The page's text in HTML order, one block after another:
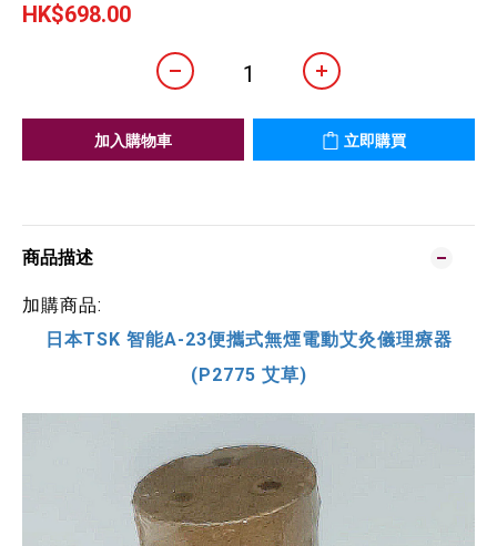
HK$698.00
加入購物車 立即購買
商品描述
加購商品:
日本TSK 智能A-23便攜式無煙電動艾灸儀理療器
(P2775 艾草)